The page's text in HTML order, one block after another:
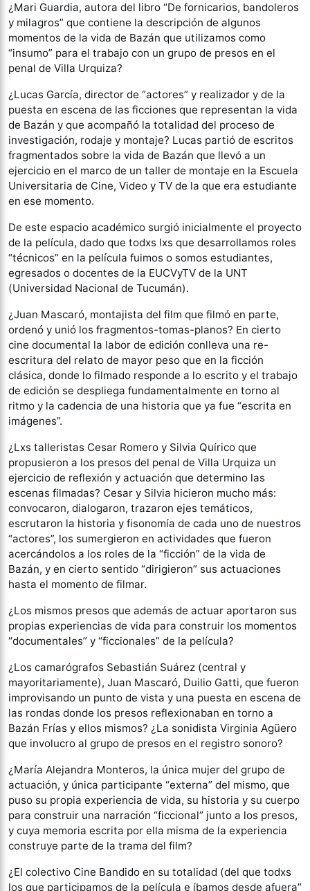
¿Mari Guardia, autora del libro “De fornicarios, bandoleros
y milagros” que contiene la descripción de algunos
momentos de la vida de Bazán que utilizamos como
“insumo” para el trabajo con un grupo de presos en el
penal de Villa Urquiza?
¿Lucas García, director de “actores” y realizador y de la
puesta en escena de las ficciones que representan la vida
de Bazán y que acompañó la totalidad del proceso de
investigación, rodaje y montaje? Lucas partió de escritos
fragmentados sobre la vida de Bazán que llevó a un
ejercicio en el marco de un taller de montaje en la Escuela
Universitaria de Cine, Video y TV de la que era estudiante
en ese momento.
De este espacio académico surgió inicialmente el proyecto
de la película, dado que todxs lxs que desarrollamos roles
“técnicos” en la película fuimos o somos estudiantes,
egresados o docentes de la EUCVyTV de la UNT
(Universidad Nacional de Tucumán).
¿Juan Mascaró, montajista del film que filmó en parte,
ordenó y unió los fragmentos-tomas-planos? En cierto
cine documental la labor de edición conlleva una re-
escritura del relato de mayor peso que en la ficción
clásica, donde lo filmado responde a lo escrito y el trabajo
de edición se despliega fundamentalmente en torno al
ritmo y la cadencia de una historia que ya fue “escrita en
imágenes”.
¿Lxs talleristas Cesar Romero y Silvia Quírico que
propusieron a los presos del penal de Villa Urquiza un
ejercicio de reflexión y actuación que determino las
escenas filmadas? Cesar y Silvia hicieron mucho más:
convocaron, dialogaron, trazaron ejes temáticos,
escrutaron la historia y fisonomía de cada uno de nuestros
“actores”, los sumergieron en actividades que fueron
acercándolos a los roles de la “ficción” de la vida de
Bazán, y en cierto sentido “dirigieron” sus actuaciones
hasta el momento de filmar.
¿Los mismos presos que además de actuar aportaron sus
propias experiencias de vida para construir los momentos
“documentales” y “ficcionales” de la película?
¿Los camarógrafos Sebastián Suárez (central y
mayoritariamente), Juan Mascaró, Duilio Gatti, que fueron
improvisando un punto de vista y una puesta en escena de
las rondas donde los presos reflexionaban en torno a
Bazán Frías y ellos mismos? ¿La sonidista Virginia Agüero
que involucro al grupo de presos en el registro sonoro?
¿María Alejandra Monteros, la única mujer del grupo de
actuación, y única participante “externa” del mismo, que
puso su propia experiencia de vida, su historia y su cuerpo
para construir una narración “ficcional” junto a los presos,
y cuya memoria escrita por ella misma de la experiencia
construye parte de la trama del film?
¿El colectivo Cine Bandido en su totalidad (del que todxs
los que participamos de la película e íbamos desde afuera”